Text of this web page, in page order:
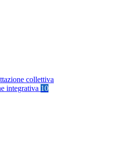
collettiva
integrativa 10